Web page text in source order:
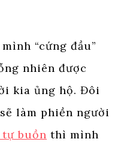
“cứng đầu”
nhiên được
kia ủng hộ. Đôi
làm phiền người
buồn thì mình